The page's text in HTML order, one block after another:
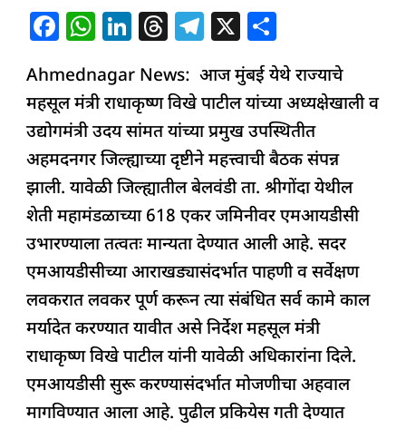
F
c
e
b
o
o
k
W
at
s
A
p
p
Li
k
e
dI
n
T
re
a
d
s
T
e
g
ra
m
X
h
ar
e
Ahmednagar News: आज मुंबई येथे राज्याचे
महसूल मंत्री राधाकृष्ण विखे पाटील यांच्या अध्यक्षेखाली व
उद्योगमंत्री उदय सांमत यांच्या प्रमुख उपस्थितीत
अहमदनगर जिल्ह्याच्या दृष्टीने महत्त्वाची बैठक संपन्न
झाली. यावेळी जिल्ह्यातील बेलवंडी ता. श्रीगोंदा येथील
शेती महामंडळाच्या 618 एकर जमिनीवर एमआयडीसी
उभारण्याला तत्वतः मान्यता देण्यात आली आहे. सदर
एमआयडीसीच्या आराखड्यासंदर्भात पाहणी व सर्वेक्षण
लवकरात लवकर पूर्ण करून त्या संबंधित सर्व कामे काल
मर्यादेत करण्यात यावीत असे निर्देश महसूल मंत्री
राधाकृष्ण विखे पाटील यांनी यावेळी अधिकारांना दिले.
एमआयडीसी सुरू करण्यासंदर्भात मोजणीचा अहवाल
मागविण्यात आला आहे. पुढील प्रकियेस गती देण्यात
एकरमध्ये
उभारली
जाणार
उद्योग
नगरी